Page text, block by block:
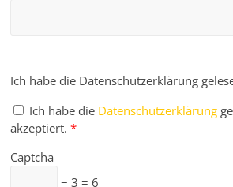
Ich habe die Datenschutzerklärung
Ich habe die Datenschutzerklärung
akzeptiert. *
Captcha
− 3 = 6